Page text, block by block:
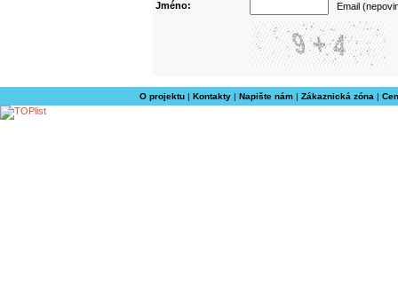
Jméno: Email
O projektu| Kontakty| Napište nám| Zákaznická zóna |